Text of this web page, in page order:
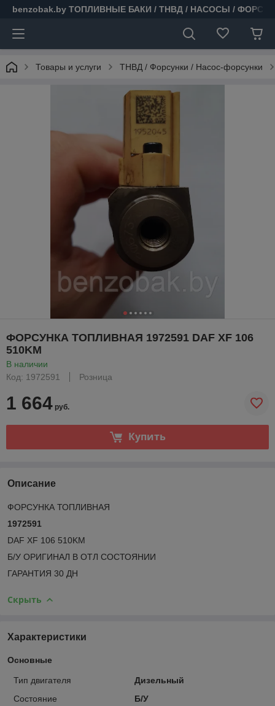
benzobak.by ТОПЛИВНЫЕ БАКИ / ТНВД / НАСОСЫ /
Товары и услуги ТНВД / Форсунки / Насос-форсунки
ФОРСУНКА ТОПЛИВНАЯ 1972591 DAF XF 106
510KM
В наличии
Код: 1972591
Розница
1 664 руб.
Купить
Описание
ФОРСУНКА ТОПЛИВНАЯ
1972591
DAF XF 106 510KM
Б/У ОРИГИНАЛ В ОТЛ СОСТОЯНИИ
ГАРАНТИЯ 30 ДН
Скрыть
Характеристики
Основные
Тип двигателя
Дизельный
Состояние
Б/У